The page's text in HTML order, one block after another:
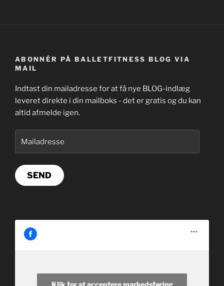
ABONNÉR PÅ BALLETFITNESS BLOG VIA
MAIL
Indtast din mailadresse for at få nye BLOG-indlæg
leveret direkte i din mailboks - det er gratis og du kan
altid afmelde igen.
SEND
Klik for at acceptere markedsføring